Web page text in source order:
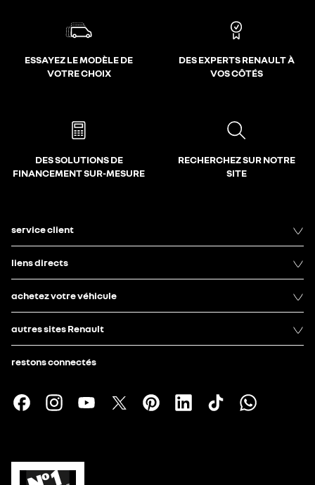
ESSAYEZ LE MODÈLE DE
VOTRE CHOIX
DES EXPERTS RENAULT À
VOS CÔTÉS
DES SOLUTIONS DE
FINANCEMENT SUR-MESURE
RECHERCHEZ SUR NOTRE
SITE
service client
liens directs
achetez votre véhicule
autres sites Renault
restons connectés